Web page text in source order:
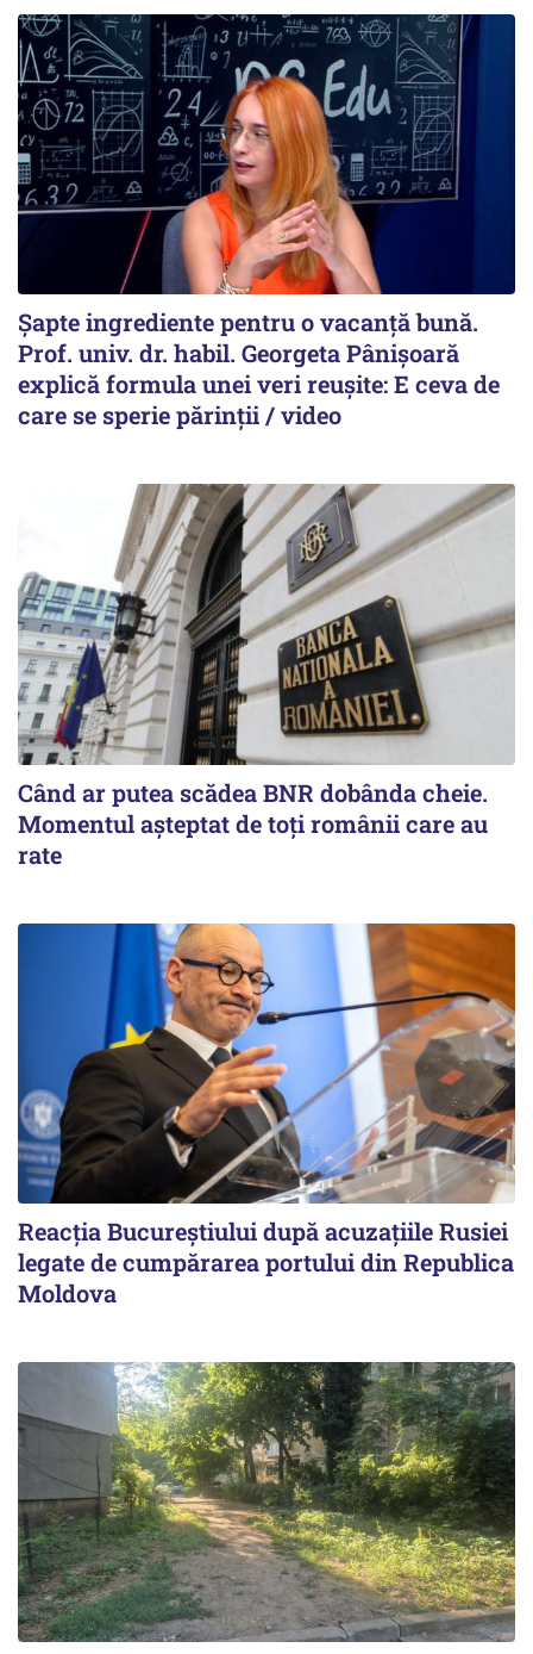
Șapte ingrediente pentru o vacanță bună.
Prof. univ. dr. habil. Georgeta Pânișoară
explică formula unei veri reușite: E ceva de
care se sperie părinții / video
Când ar putea scădea BNR dobânda cheie.
Momentul aşteptat de toţi românii care au
rate
Reacția Bucureștiului după acuzațiile Rusiei
legate de cumpărarea portului din Republica
Moldova